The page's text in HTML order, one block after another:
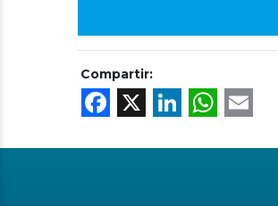
Compartir:
Facebook
X